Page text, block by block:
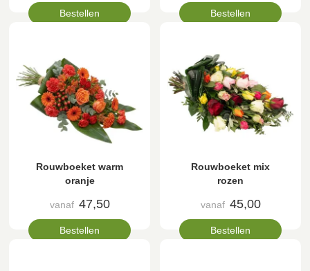
Bestellen Bestellen
Rouwboeket warm
oranje
vanaf 47,50
Bestellen
Rouwboeket mix
rozen
vanaf 45,00
Bestellen